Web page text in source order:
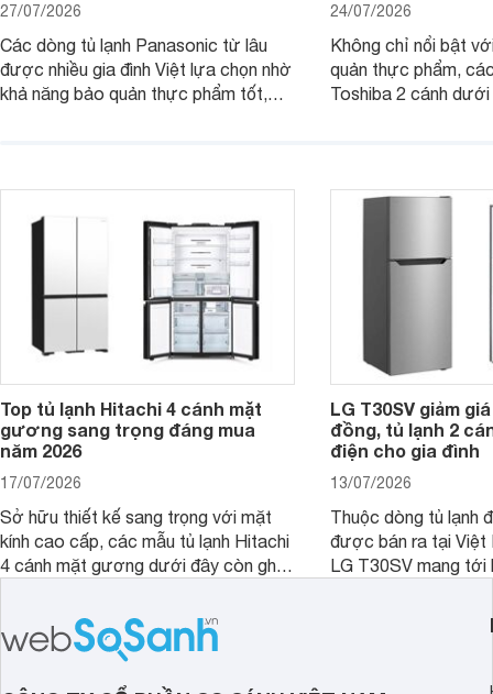
27/07/2026
Các dòng tủ lạnh Panasonic từ lâu
được nhiều gia đình Việt lựa chọn nhờ
khả năng bảo quản thực phẩm tốt,
phân khúc khiến không ít người dùng
phải cân nhắc. Trên thị trường hiện
24/07/2026
Không chỉ nổi bật
quản thực phẩm,
Toshiba 2 cánh
Top tủ lạnh Hitachi 4 cánh mặt
gương sang trọng đáng mua
năm 2026
17/07/2026
Sở hữu thiết kế sang trọng với mặt
kính cao cấp, các mẫu tủ lạnh Hitachi
4 cánh mặt gương dưới đây còn ghi
công nghệ bảo quản hiện đại, đáp ứng
tốt nhu cầu lưu trữ thực phẩm của gia
LG T30SV giảm
đồng, tủ lạnh 2
điện cho gia đình
13/07/2026
Thuộc dòng tủ lạnh
được bán ra tại Việt
LG T30SV mang tới
mức giá bán dễ
nhiều khách hàng